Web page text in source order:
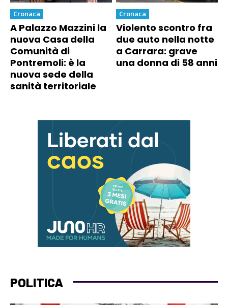
Cronaca
A Palazzo Mazzini la
nuova Casa della
Comunità di
Pontremoli: è la
nuova sede della
sanità territoriale
Cronaca
Violento scontro fra
due auto nella notte
a Carrara: grave
una donna di 58 anni
POLITICA